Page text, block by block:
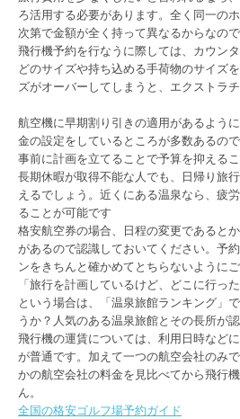
ろ活用する必要があります。全く同一の
次第で金額が全く持って異なるからなので
飛行機予約を行なうに際しては、カウン
どのサイズや持ち込める手荷物のサイズ
ズがオーバーしてしまうと、エクストラ
航空機に早期割り引きの適用があるよう
金の設定をしているところが多数あるの
事前に計画を立てることで予算を抑える
長期休暇が取得不能な人でも、日帰り旅
えるでしょう。近くにある温泉なら、疲
ることが可能です
格安航空券の場合、日程の変更であると
があるので認識しておいてください。予
ンをきちんと確かめてとちらないようにご
「旅行を計画しているけど、どこに行っ
という場合は、「温泉旅館ランキング」
うか？人気のある温泉旅館とその長所が
飛行機の運賃については、利用日時など
が普通です。加えて一つの航空会社のみ
かの航空会社の料金を見比べてから飛行
ん。
全国の格安ゴルフ場予約ガイド